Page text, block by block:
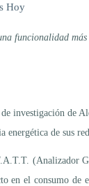
Hoy
funcionalidad
investigación de
de sus
(Analizador
en el consumo